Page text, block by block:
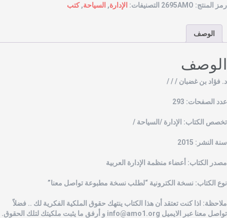
المنتج:2695AMOالتصنيفات:الإدارة,السياحة,كتب
الوصف
فؤاد بن غضبان / / /
الصفحات: 293
الكتاب: الإدارة /السياحة /
النشر: 2015
الكتاب: أعضاء منظمة الإدارة العربية
الكتاب: نسخة الكترونية “لطلب نسخة مطبوعة تواصل معنا”
اذا كنت تعتقد أن هذا الكتاب ينتهك حقوق الملكية الفكرية لك .. فضلاً
معنا عبر الايميلinfo@amo1.orgو أرفق ما يثبت ملكيتك لتلك الحقوق.